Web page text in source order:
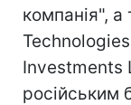
компанія", а
Investments
російським